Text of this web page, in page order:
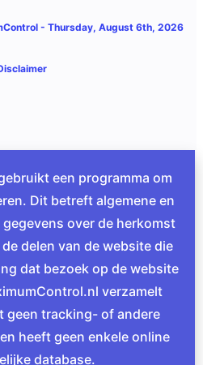
- Thursday, August 6th, 2026
een programma om
Dit betreft algemene en
over de herkomst
delen van de website die
dat bezoek op de website
verzamelt
geen tracking- of andere
heeft geen enkele online
database.